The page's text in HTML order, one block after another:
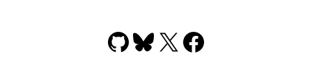
GitHub
Bluesky
X Facebook